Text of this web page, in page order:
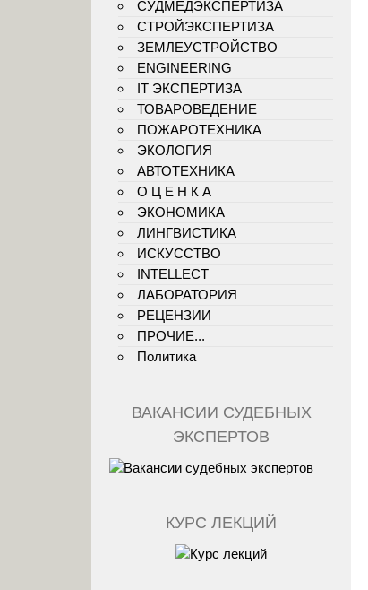
СУДМЕДЭКСПЕРТИЗА
СТРОЙЭКСПЕРТИЗА
ЗЕМЛЕУСТРОЙСТВО
ENGINEERING
IT ЭКСПЕРТИЗА
ТОВАРОВЕДЕНИЕ
ПОЖАРОТЕХНИКА
ЭКОЛОГИЯ
АВТОТЕХНИКА
О Ц Е Н К А
ЭКОНОМИКА
ЛИНГВИСТИКА
ИСКУССТВО
INTELLECT
ЛАБОРАТОРИЯ
РЕЦЕНЗИИ
ПРОЧИЕ...
Политика
ВАКАНСИИ СУДЕБНЫХ
ЭКСПЕРТОВ
КУРС ЛЕКЦИЙ